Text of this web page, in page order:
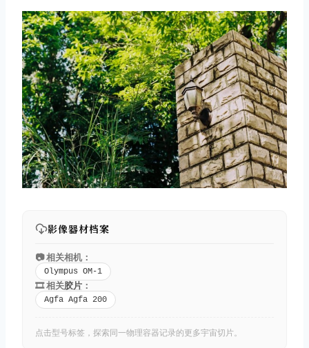
影像器材档案
📷 相关相机：
Olympus OM-1
🎞️ 相关胶片 ：
Agfa Agfa 200
点击型号标签，探索同一物理容器记录的更多宇宙切片。
取消 搜索